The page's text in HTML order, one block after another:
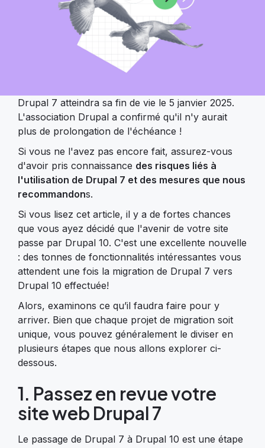
Drupal 7 atteindra sa fin de vie le 5 janvier 2025.
L'association Drupal a confirmé qu'il n'y aurait
plus de prolongation de l'échéance !
Si vous ne l'avez pas encore fait, assurez-vous
d'avoir pris connaissance des risques liés à
l'utilisation de Drupal 7 et des mesures que nous
recommandons.
Si vous lisez cet article, il y a de fortes chances
que vous ayez décidé que l'avenir de votre site
passe par Drupal 10. C'est une excellente nouvelle
: des tonnes de fonctionnalités intéressantes vous
attendent une fois la migration de Drupal 7 vers
Drupal 10 effectuée!
Alors, examinons ce qu’il faudra faire pour y
arriver. Bien que chaque projet de migration soit
unique, vous pouvez généralement le diviser en
plusieurs étapes que nous allons explorer ci-
dessous.
1. Passez en revue votre
site web Drupal 7
Le passage de Drupal 7 à Drupal 10 est une étape